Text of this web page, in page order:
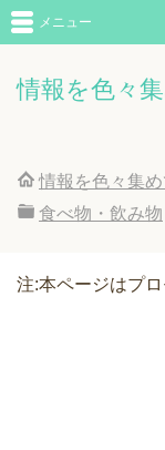
情報を色々
メニュー
情報を色々集
食べ物・飲み物
注:本ページはプ